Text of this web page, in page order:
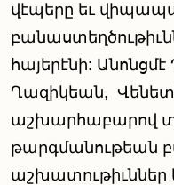
վէպերը եւ
հայերէնի:
Ղազիկեան,
աշխարհաբարով
թարգմանութեան
աշխատութիւններ